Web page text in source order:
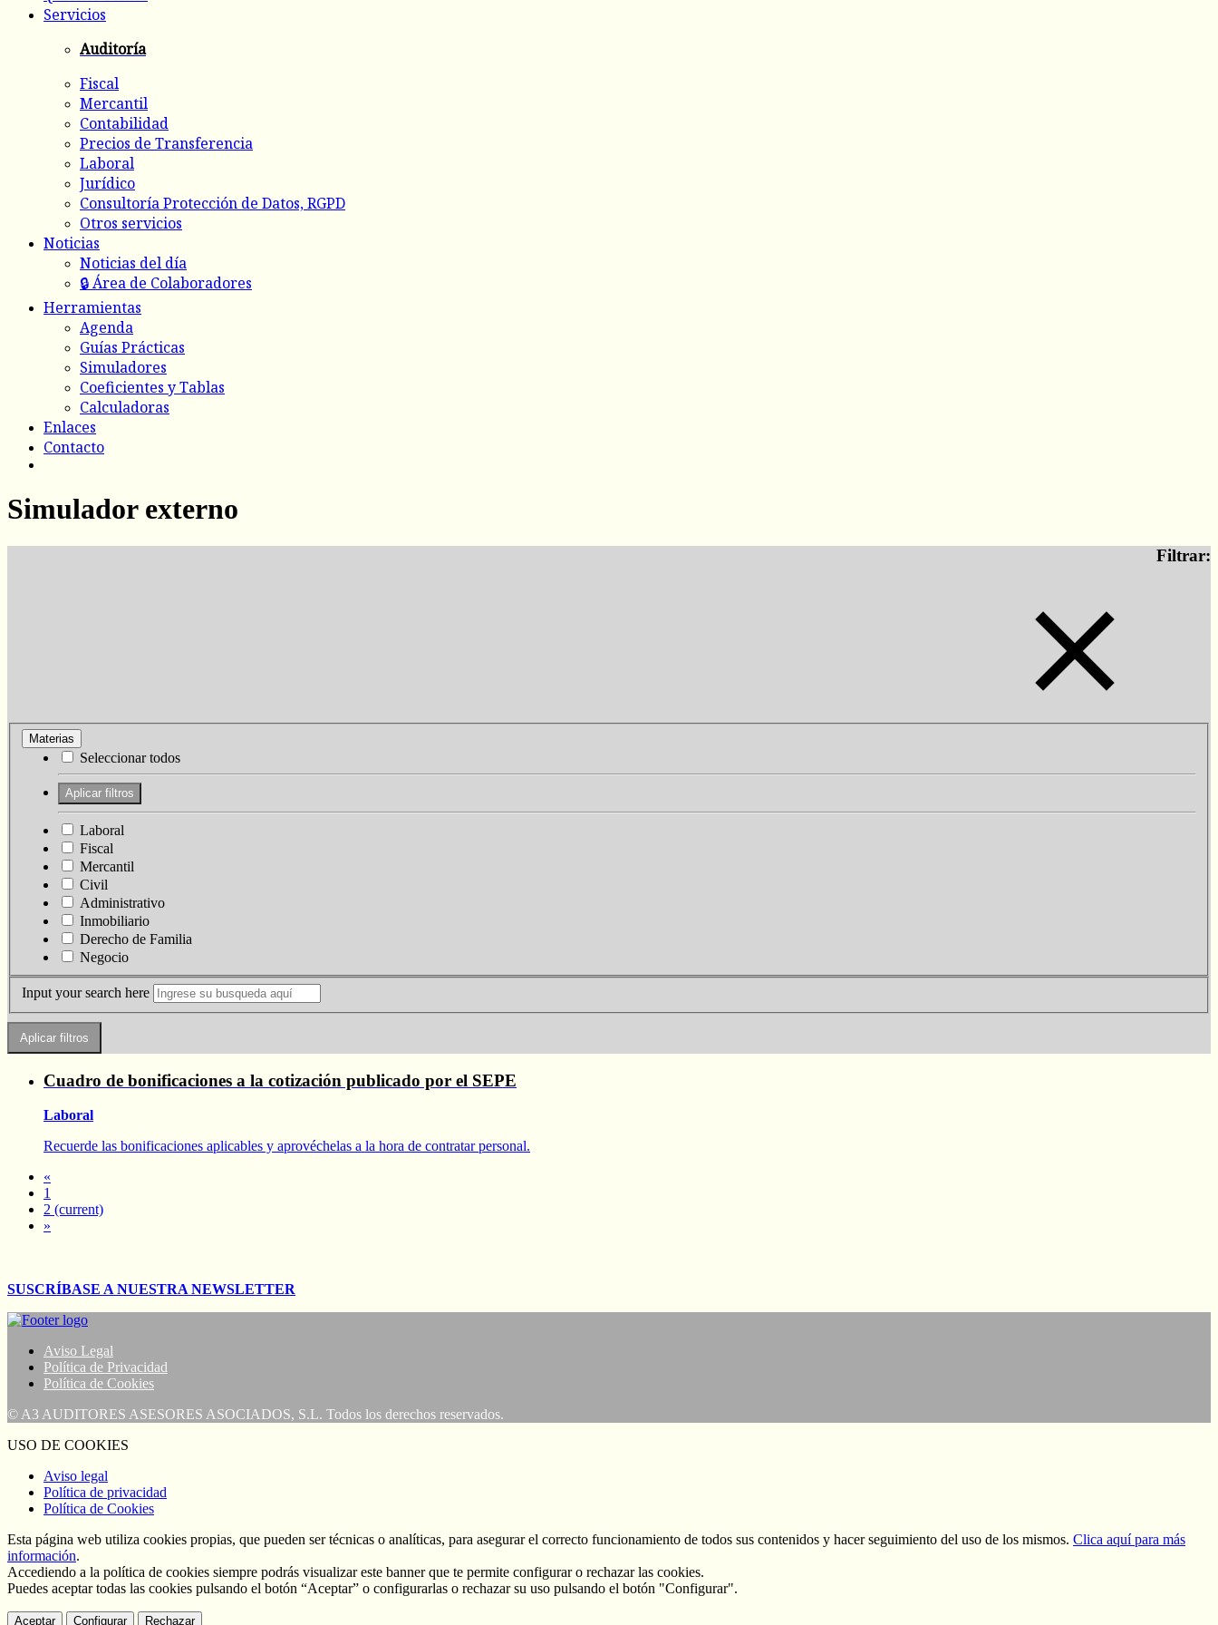
Servicios
Auditoría
Fiscal
Mercantil
Contabilidad
Precios de Transferencia
Laboral
Jurídico
Consultoría Protección de Datos, RGPD
Otros servicios
Noticias
Noticias del día
🔒 Área de Colaboradores
Herramientas
Agenda
Guías Prácticas
Simuladores
Coeficientes y Tablas
Calculadoras
Enlaces
Contacto
Simulador externo
Filtrar:
Materias
Seleccionar todos
Laboral
Fiscal
Mercantil
Civil
Administrativo
Inmobiliario
Derecho de Familia
Negocio
Input your search here
Cuadro de bonificaciones a la cotización publicado por el SEPE
Laboral
Recuerde las bonificaciones aplicables y aprovéchelas a la hora de contratar personal.
«
1
2 (current)
»
SUSCRÍBASE A NUESTRA NEWSLETTER
Aviso Legal
Política de Privacidad
Política de Cookies
© A3 AUDITORES ASESORES ASOCIADOS, S.L. Todos los derechos reservados.
USO DE COOKIES
Aviso legal
Política de privacidad
Política de Cookies
Esta página web utiliza cookies propias, que pueden ser técnicas o analíticas, para asegurar el correcto funcionamiento de todos sus contenidos y hacer seguimiento del uso de los mismos. Clica aquí para más
información.
Accediendo a la política de cookies siempre podrás visualizar este banner que te permite configurar o rechazar las cookies.
Puedes aceptar todas las cookies pulsando el botón “Aceptar” o configurarlas o rechazar su uso pulsando el botón "Configurar".
Aceptar Configurar Rechazar